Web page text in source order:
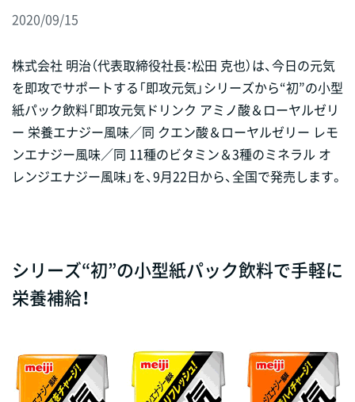
2020/09/15
株式会社 明治（代表取締役社長：松田 克也）は、今日の元気
を即攻でサポートする「即攻元気」シリーズから“初”の小型
紙パック飲料「即攻元気ドリンク アミノ酸＆ローヤルゼリ
ー 栄養エナジー風味／同 クエン酸＆ローヤルゼリー レモ
ンエナジー風味／同 11種のビタミン＆3種のミネラル オ
レンジエナジー風味」を、9月22日から、全国で発売します。
シリーズ“初”の小型紙パック飲料で手軽に
栄養補給！